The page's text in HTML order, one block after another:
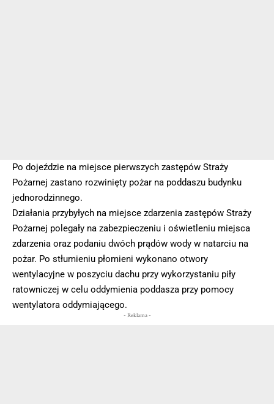
Po dojeździe na miejsce pierwszych zastępów Straży
Pożarnej zastano rozwinięty pożar na poddaszu budynku
jednorodzinnego.
Działania przybyłych na miejsce zdarzenia zastępów Straży
Pożarnej polegały na zabezpieczeniu i oświetleniu miejsca
zdarzenia oraz podaniu dwóch prądów wody w natarciu na
pożar. Po stłumieniu płomieni wykonano otwory
wentylacyjne w poszyciu dachu przy wykorzystaniu piły
ratowniczej w celu oddymienia poddasza przy pomocy
wentylatora oddymiającego.
- Reklama -